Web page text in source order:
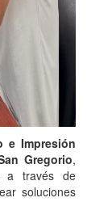
e Impresión
Gregorio,
a través de
soluciones